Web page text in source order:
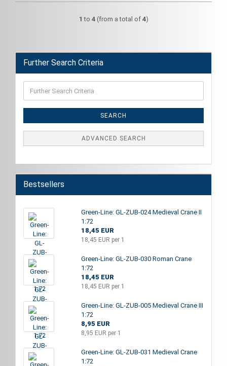
1 to 4(from a total of 4)
Further Search Criteria
Search
SEARCH
ADVANCED SEARCH
Bestsellers
Green-Line: GL-ZUB-024 Medieval Crane II
1:72
18,45 EUR
18,45 EUR per 1
Green-Line: GL-ZUB-030 Roman Crane
1:72
18,45 EUR
18,45 EUR per 1
Green-Line: GL-ZUB-005 Medieval Crane III
1:72
8,95 EUR
8,95 EUR per 1
Green-Line: GL-ZUB-031 Medieval Crane
1:72